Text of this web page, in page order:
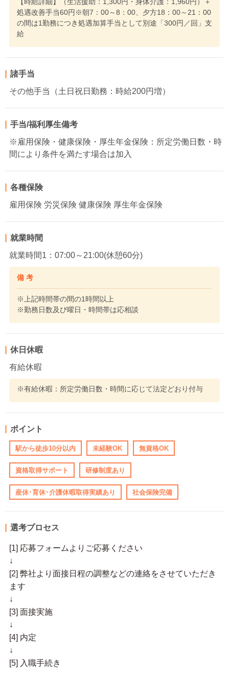
【時給詳細】（生活援助：1,300円・身体介護：1,960円）＋
処遇改善手当60円※朝7：00～8：00、夕方18：00～21：00
の間は1勤務につき処遇加算手当として別途「300円／回」支
給
諸手当
その他手当（土日祝日勤務：時給200円増）
手当/福利厚生備考
※雇用保険・健康保険・厚生年金保険：所定労働日数・時
間により条件を満たす場合は加入
各種保険
雇用保険 労災保険 健康保険 厚生年金保険
就業時間
就業時間1：07:00～21:00(休憩60分)
備 考
※上記時間帯の間の1時間以上
※勤務日数及び曜日・時間帯は応相談
休日休暇
有給休暇
※有給休暇：所定労働日数・時間に応じて法定どおり付与
ポイント
駅から徒歩10分以内 未経験OK 無資格OK
資格取得サポート 研修制度あり
産休･育休･介護休暇取得実績あり 社会保険完備
選考プロセス
[1] 応募フォームよりご応募ください
↓
[2] 弊社より面接日程の調整などの連絡をさせていただき
ます
↓
[3] 面接実施
↓
[4] 内定
↓
[5] 入職手続き